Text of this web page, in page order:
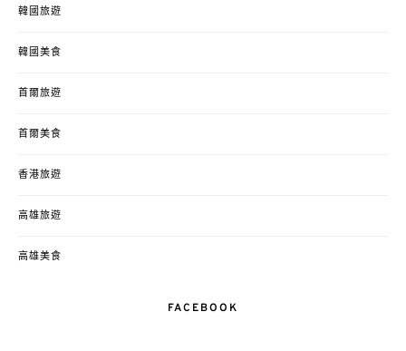
韓國旅遊
韓國美食
首爾旅遊
首爾美食
香港旅遊
高雄旅遊
高雄美食
FACEBOOK